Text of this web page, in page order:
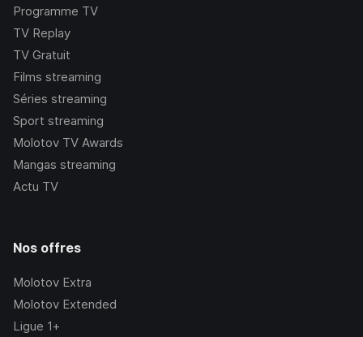
Programme TV
TV Replay
TV Gratuit
Films streaming
Séries streaming
Sport streaming
Molotov TV Awards
Mangas streaming
Actu TV
Nos offres
Molotov Extra
Molotov Extended
Ligue 1+